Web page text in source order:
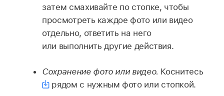
затем смахивайте по стопке, чтобы
просмотреть каждое фото или видео
отдельно, ответить на него
или выполнить другие действия.
Сохранение фото или видео. Коснитесь
рядом с нужным фото или стопкой.